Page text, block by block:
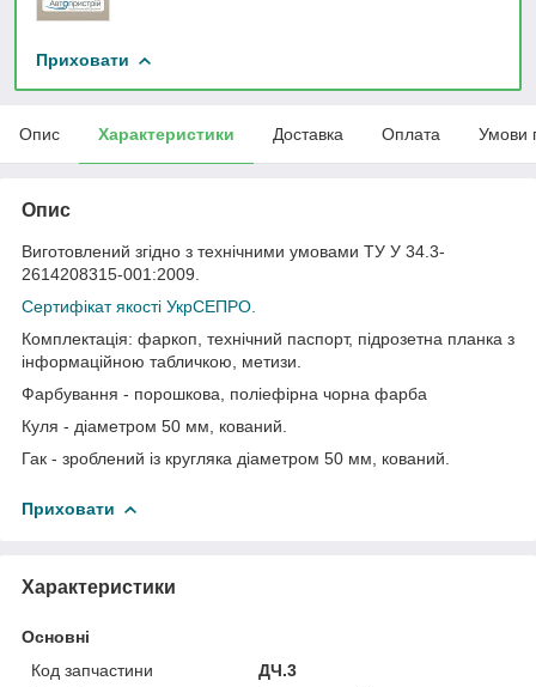
Приховати
Опис Характеристики Доставка Оплата Умови
Опис
Виготовлений згідно з технічними умовами ТУ У 34.3-
2614208315-001:2009.
Сертифікат якості УкрСЕПРО.
Комплектація: фаркоп, технічний паспорт, підрозетна планка з
інформаційною табличкою, метизи.
Фарбування - порошкова, поліефірна чорна фарба
Куля - діаметром 50 мм, кований.
Гак - зроблений із кругляка діаметром 50 мм, кований.
Приховати
Характеристики
Основні
Код запчастини
ДЧ.3